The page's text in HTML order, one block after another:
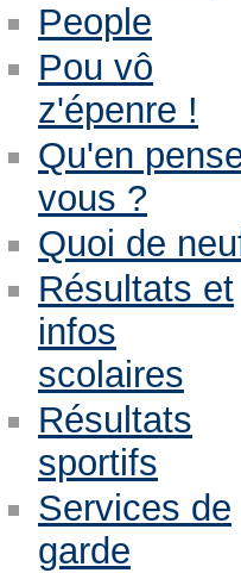
People
Pou vô
z'épenre !
Qu'en
vous ?
Quoi de
Résultats et
infos
scolaires
Résultats
sportifs
Services de
garde